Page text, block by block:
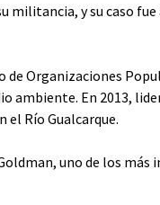
militancia, y su caso
de Organizaciones
ambiente. En 2013,
el Río Gualcarque.
uno de los más